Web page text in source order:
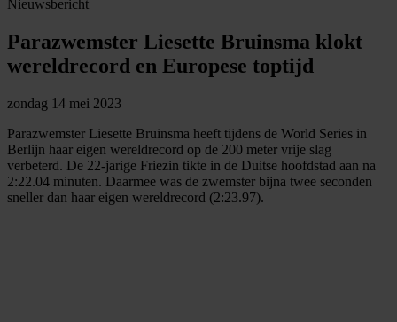
Nieuwsbericht
Parazwemster Liesette Bruinsma klokt
wereldrecord en Europese toptijd
zondag 14 mei 2023
Parazwemster Liesette Bruinsma heeft tijdens de World Series in
Berlijn haar eigen wereldrecord op de 200 meter vrije slag
verbeterd. De 22-jarige Friezin tikte in de Duitse hoofdstad aan na
2:22.04 minuten. Daarmee was de zwemster bijna twee seconden
sneller dan haar eigen wereldrecord (2:23.97).